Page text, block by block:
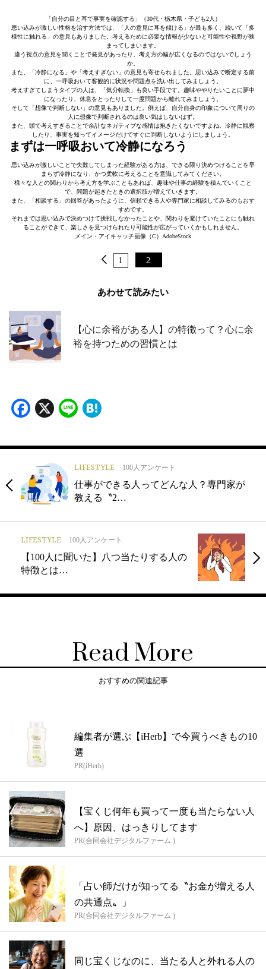
「自分の目と耳で事実を確認する」（30代・栃木県・子ども2人）
思い込みが激しい性格を治す方法では、「人の意見に耳を傾ける」が最も多く、続いて「多
様性に触れる」の意見もありました。考えるために必要な情報が少ないと可能性や視野が狭
まってしまいます。
違う視点の意見を聞くことで発見があったり、考え方の幅が広くなるのではないでしょう
か。
また、「冷静になる」や「考えすぎない」の意見も寄せられました。思い込みで断定する前
に、一呼吸おいて客観的に状況や問題点を洗い出してみましょう。
考えすぎてしまうタイプの人は、「気分転換」も良い手段です。趣味ややりたいことに夢中
になったり、休息をとったりして一度問題から離れてみましょう。
そして「想像で判断しない」の意見もありました。例えば、自分自身の印象について周りの
人に想像で判断されるのは良い気はしないはず。
また、頭で考えすぎることで余計なネガティブな感情は抱きたくないですよね。冷静に観察
したり、事実を知ってイメージだけですぐに判断しないようにしましょう。
まずは一呼吸おいて冷静になろう
思い込みが激しいことで失敗してしまった経験がある方は、できる限り決めつけることを早
まらず冷静になり、かつ柔軟に考えることを意識してみてください。
様々な人との関わりから考え方を学ぶこともあれば、趣味や仕事の経験を積んでいくこと
で、問題が起きたときの選択肢が増えていきます。
また、「相談する」の回答があったように、信頼できる人や専門家に相談してみるのもおす
すめです。
それまでは思い込みで決めつけて挑戦しなかったことや、関わりを避けていたことにも触れ
ることができて、楽しさを見つけられたり可能性が広がっていくかもしれません。
メイン・アイキャッチ画像（C）AdobeStock
1 2
あわせて読みたい
【心に余裕がある人】の特徴って？心に余
裕を持つための習慣とは
Facebook
X Line
LIFESTYLE 100人アンケート
仕事ができる人ってどんな人？専門家が
教える〝2…
LIFESTYLE 100人アンケート
【100人に聞いた】八つ当たりする人の
特徴とは…
Read More
おすすめの関連記事
編集者が選ぶ【iHerb】で今買うべきもの10
選
PR(iHerb)
【宝くじ何年も買って一度も当たらない人
へ】原因、はっきりしてます
PR(合同会社デジタルファーム )
「占い師だけが知ってる〝お金が増える人
の共通点〟」
PR(合同会社デジタルファーム )
同じ宝くじなのに、当たる人と外れる人の